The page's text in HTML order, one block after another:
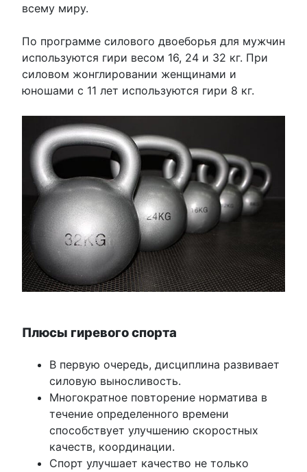
всему миру.
По программе силового двоеборья для мужчин
используются гири весом 16, 24 и 32 кг. При
силовом жонглировании женщинами и
юношами с 11 лет используются гири 8 кг.
Плюсы гиревого спорта
В первую очередь, дисциплина развивает
силовую выносливость.
Многократное повторение норматива в
течение определенного времени
способствует улучшению скоростных
качеств, координации.
Спорт улучшает качество не только